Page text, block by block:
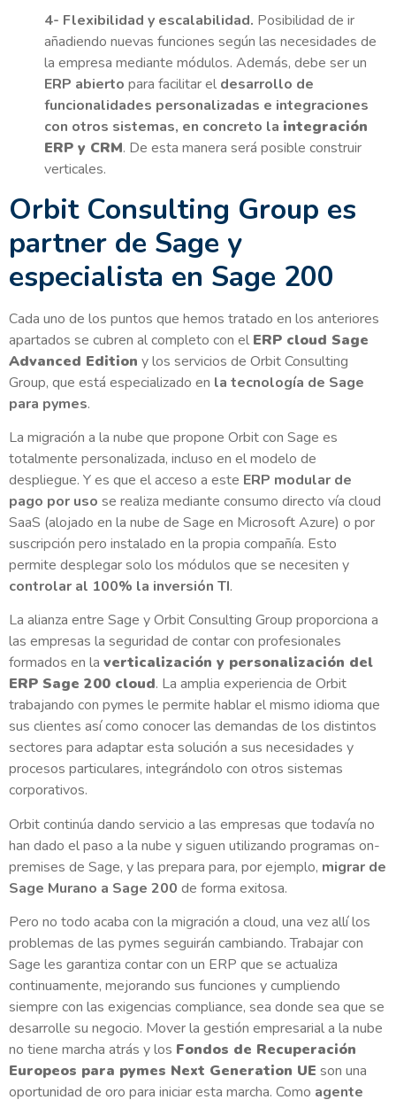
4- Flexibilidad y escalabilidad. Posibilidad de ir
añadiendo nuevas funciones según las necesidades de
la empresa mediante módulos. Además, debe ser un
ERP abierto para facilitar el desarrollo de
funcionalidades personalizadas e integraciones
con otros sistemas, en concreto la integración
ERP y CRM. De esta manera será posible construir
verticales.
Orbit Consulting Group es
partner de Sage y
especialista en Sage 200
Cada uno de los puntos que hemos tratado en los anteriores
apartados se cubren al completo con el ERP cloud Sage
Advanced Edition y los servicios de Orbit Consulting
Group, que está especializado en la tecnología de Sage
para pymes.
La migración a la nube que propone Orbit con Sage es
totalmente personalizada, incluso en el modelo de
despliegue. Y es que el acceso a este ERP modular de
pago por uso se realiza mediante consumo directo vía cloud
SaaS (alojado en la nube de Sage en Microsoft Azure) o por
suscripción pero instalado en la propia compañía. Esto
permite desplegar solo los módulos que se necesiten y
controlar al 100% la inversión TI.
La alianza entre Sage y Orbit Consulting Group proporciona a
las empresas la seguridad de contar con profesionales
formados en la verticalización y personalización del
ERP Sage 200 cloud. La amplia experiencia de Orbit
trabajando con pymes le permite hablar el mismo idioma que
sus clientes así como conocer las demandas de los distintos
sectores para adaptar esta solución a sus necesidades y
procesos particulares, integrándolo con otros sistemas
corporativos.
Orbit continúa dando servicio a las empresas que todavía no
han dado el paso a la nube y siguen utilizando programas on-
premises de Sage, y las prepara para, por ejemplo, migrar de
Sage Murano a Sage 200 de forma exitosa.
Pero no todo acaba con la migración a cloud, una vez allí los
problemas de las pymes seguirán cambiando. Trabajar con
Sage les garantiza contar con un ERP que se actualiza
continuamente, mejorando sus funciones y cumpliendo
siempre con las exigencias compliance, sea donde sea que se
desarrolle su negocio. Mover la gestión empresarial a la nube
no tiene marcha atrás y los Fondos de Recuperación
Europeos para pymes Next Generation UE son una
oportunidad de oro para iniciar esta marcha. Como agente